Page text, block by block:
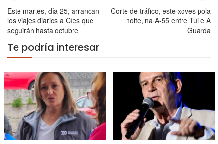
Este martes, día 25, arrancan
los viajes diarios a Cíes que
seguirán hasta octubre
Corte de tráfico, este xoves pola
noite, na A-55 entre Tui e A
Guarda
Te podría interesar